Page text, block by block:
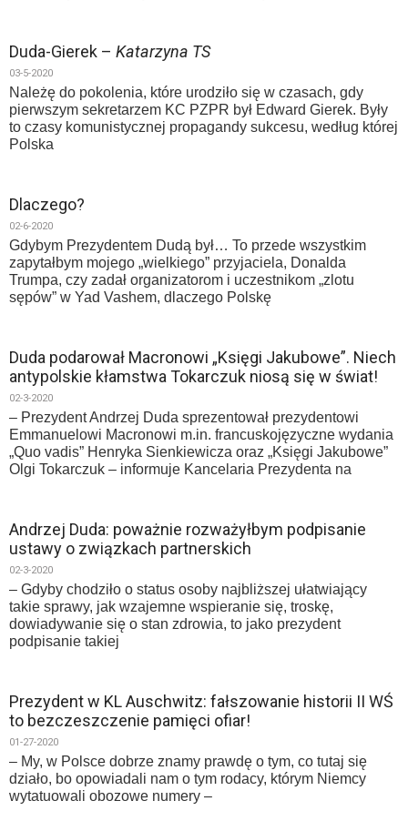
Duda-Gierek – Katarzyna TS
03-5-2020
Należę do pokolenia, które urodziło się w czasach, gdy
pierwszym sekretarzem KC PZPR był Edward Gierek. Były
to czasy komunistycznej propagandy sukcesu, według której
Polska
Dlaczego?
02-6-2020
Gdybym Prezydentem Dudą był… To przede wszystkim
zapytałbym mojego „wielkiego” przyjaciela, Donalda
Trumpa, czy zadał organizatorom i uczestnikom „zlotu
sępów” w Yad Vashem, dlaczego Polskę
Duda podarował Macronowi „Księgi Jakubowe”. Niech
antypolskie kłamstwa Tokarczuk niosą się w świat!
02-3-2020
– Prezydent Andrzej Duda sprezentował prezydentowi
Emmanuelowi Macronowi m.in. francuskojęzyczne wydania
„Quo vadis” Henryka Sienkiewicza oraz „Księgi Jakubowe”
Olgi Tokarczuk – informuje Kancelaria Prezydenta na
Andrzej Duda: poważnie rozważyłbym podpisanie
ustawy o związkach partnerskich
02-3-2020
– Gdyby chodziło o status osoby najbliższej ułatwiający
takie sprawy, jak wzajemne wspieranie się, troskę,
dowiadywanie się o stan zdrowia, to jako prezydent
podpisanie takiej
Prezydent w KL Auschwitz: fałszowanie historii II WŚ
to bezczeszczenie pamięci ofiar!
01-27-2020
– My, w Polsce dobrze znamy prawdę o tym, co tutaj się
działo, bo opowiadali nam o tym rodacy, którym Niemcy
wytatuowali obozowe numery –